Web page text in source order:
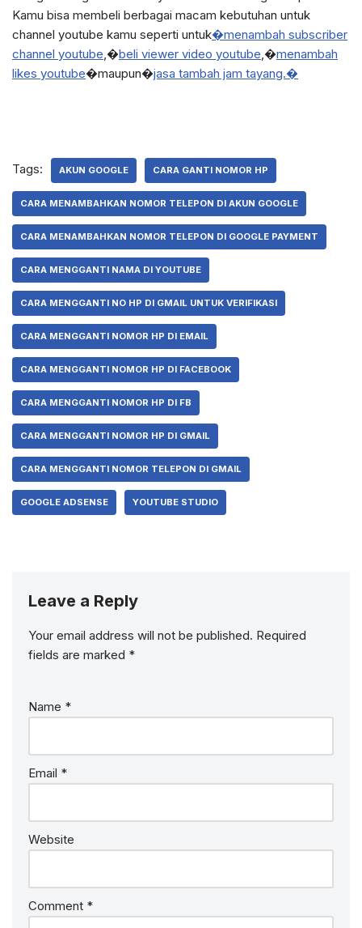
Kamu bisa membeli berbagai macam kebutuhan untuk
channel youtube kamu seperti untuk�menambah subscriber
channel youtube,�beli viewer video youtube,�menambah
likes youtube�maupun�jasa tambah jam tayang.�
Tags: AKUN GOOGLE CARA GANTI NOMOR HP
CARA MENAMBAHKAN NOMOR TELEPON DI AKUN GOOGLE
CARA MENAMBAHKAN NOMOR TELEPON DI GOOGLE PAYMENT
CARA MENGGANTI NAMA DI YOUTUBE
CARA MENGGANTI NO HP DI GMAIL UNTUK VERIFIKASI
CARA MENGGANTI NOMOR HP DI EMAIL
CARA MENGGANTI NOMOR HP DI FACEBOOK
CARA MENGGANTI NOMOR HP DI FB
CARA MENGGANTI NOMOR HP DI GMAIL
CARA MENGGANTI NOMOR TELEPON DI GMAIL
GOOGLE ADSENSE YOUTUBE STUDIO
Leave a Reply
Your email address will not be published. Required
fields are marked *
Name *
Email *
Website
Comment *